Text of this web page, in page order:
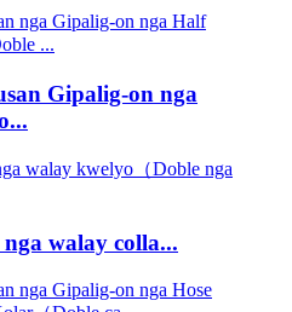
Gipalig-on nga
walay colla...